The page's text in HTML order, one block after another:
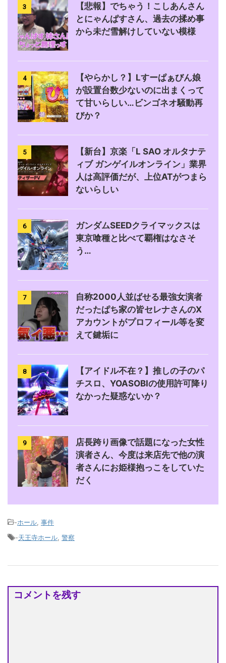
3
【悲報】でちゃう！こしあんさん
とにゃんぱすさん、過去の揉め事
から未だ雪解けしていない模様
4
【やらかし？】Lすーぱぁびん娘
が設置台数少ないのに出まくって
て甘いらしい…ビンゴネオ騒動再
びか？
5
【新台】京楽「L SAO オルタナテ
ィブ ガンゲイルオンライン」業界
人は高評価だが、上位ATがつまら
ないらしい
6
ガンダムSEEDクライマックスは
東京喰種と比べて覇権はなさそ
う…
7
自称2000人並ばせる最強女演者
だったぱち家の皆セレナさんのX
アカウントがプロフィール等を変
えて鍵垢に
8
【アイドル不在？】推しの子のパ
チスロ、YOASOBIの使用許可降り
なかった疑惑ないか？
9
店長跨り画像で話題になった女性
演者さん、今度は来店先で他の演
者さんにお姫様抱っこをしていた
だく
-ホール 事件
-天王寺ホール 警察
コメントを残す